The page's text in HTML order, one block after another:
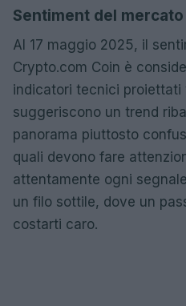
Sentiment del
Al 17 maggio 2025, il
Crypto.com Coin è
indicatori tecnici proiettati
suggeriscono un trend
panorama piuttosto
quali devono fare
attentamente ogni
un filo sottile, dove un
costarti caro.